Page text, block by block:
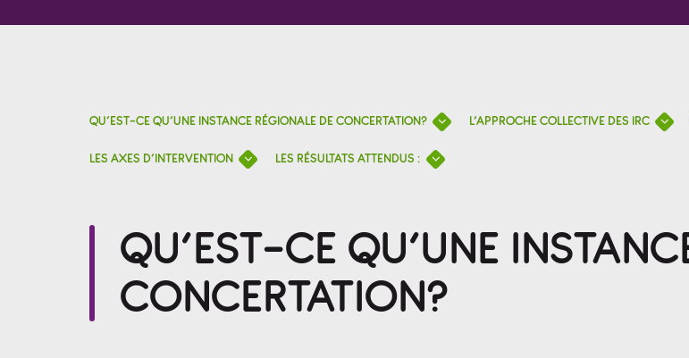
QU’EST-CE QU’UNE INSTANCE RÉGIONALE DE CONCERTATION? L’APPROCHE COLLECTIVE DES IRC
LES AXES D’INTERVENTION LES RÉSULTATS ATTENDUS :
QU’EST-CE QU’UNE
CONCERTATION?